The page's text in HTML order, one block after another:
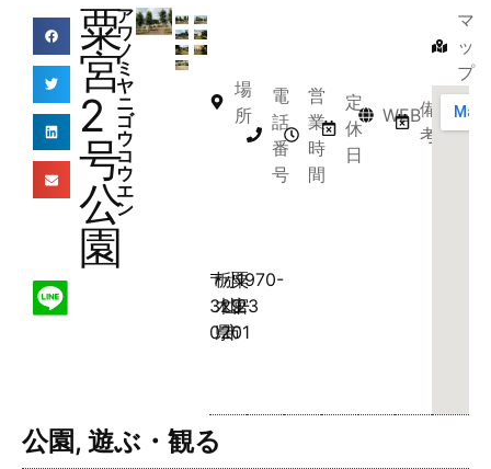
粟
宮
2
号
公
園
ア
ワ
ノ
ミ
ヤ
ニ
ゴ
ウ
コ
ウ
エ
ン
場
所
〒
329-
0201
栃
木
県
小
山
市
粟
宮
1970-
23
電
話
番
号
営
業
時
間
定
休
日
WEB備
考
マ
ッ
プ
公園, 遊ぶ・観る